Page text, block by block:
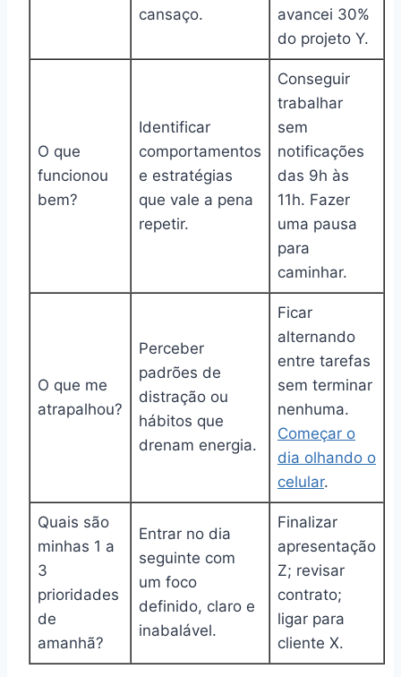
cansaço.
avancei 30%
do projeto Y.
O que
funcionou
bem?
Identificar
comportamentos
e estratégias
que vale a pena
repetir.
Conseguir
trabalhar
sem
notificações
das 9h às
11h. Fazer
uma pausa
para
caminhar.
O que me
atrapalhou?
Perceber
padrões de
distração ou
hábitos que
drenam energia.
Ficar
alternando
entre tarefas
sem terminar
nenhuma.
Começar o
dia olhando o
celular.
Quais são
minhas 1 a
3
prioridades
de
amanhã?
Entrar no dia
seguinte com
um foco
definido, claro e
inabalável.
Finalizar
apresentação
Z; revisar
contrato;
ligar para
cliente X.